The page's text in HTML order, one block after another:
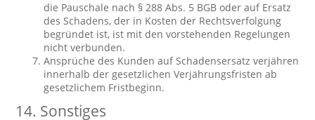
die Pauschale nach § 288 Abs. 5 BGB oder auf Ersatz
des Schadens, der in Kosten der Rechtsverfolgung
begründet ist, ist mit den vorstehenden Regelungen
nicht verbunden.
Ansprüche des Kunden auf Schadensersatz verjähren
innerhalb der gesetzlichen Verjährungsfristen ab
gesetzlichem Fristbeginn.
14. Sonstiges